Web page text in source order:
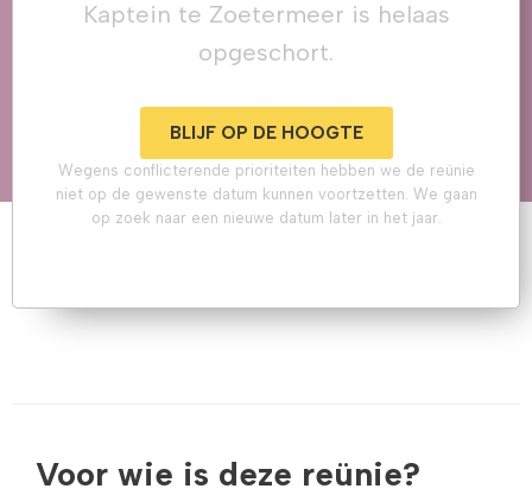
Kaptein te Zoetermeer is helaas
opgeschort.
BLIJF OP DE HOOGTE
Wegens conflicterende prioriteiten hebben we de reünie
niet op de gewenste datum kunnen voortzetten. We gaan
op zoek naar een nieuwe datum later in het jaar.
Voor wie is deze reünie?